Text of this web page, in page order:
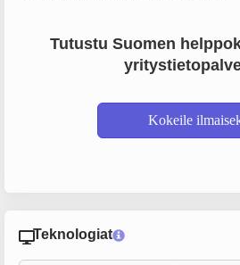
Tutustu Suomen
Kokeile
Teknologiat